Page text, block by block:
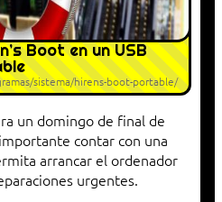
Boot en un USB
sistema/hirens-boot-portable/
un domingo de final de
contar con una
arrancar el ordenador
urgentes.